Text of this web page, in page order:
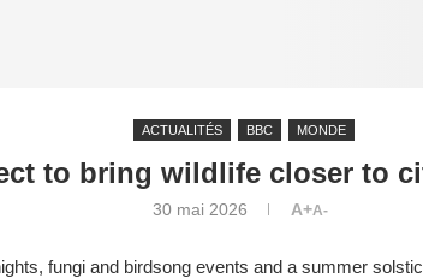
ACTUALITÉS BBC MONDE
to bring wildlife closer to
30 mai 2026 A+A-
fungi and birdsong events and a summer